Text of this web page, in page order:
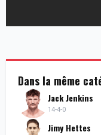
Dans la même
Jack Jenkins
14-4-0
Jimy Hettes